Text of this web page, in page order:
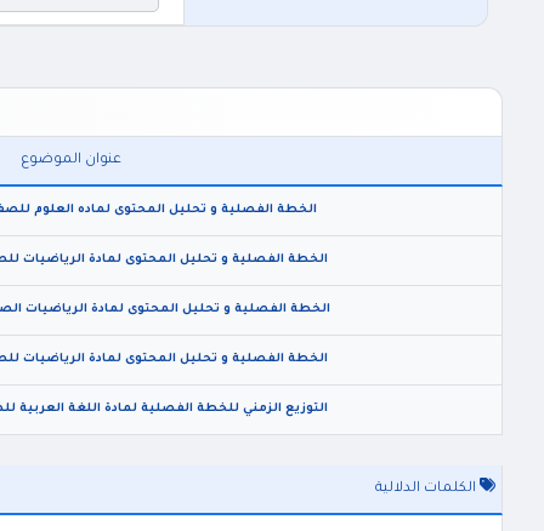
عنوان الموضوع
الخطة الفصلية و تحليل المحتوى لماده العلوم للصف
الخطة الفصلية و تحليل المحتوى لمادة الرياضيات
الخطة الفصلية و تحليل المحتوى لمادة الرياضيات
الخطة الفصلية و تحليل المحتوى لمادة الرياضيات
التوزيع الزمني للخطة الفصلية لمادة اللغة العربية
الكلمات الدلالية